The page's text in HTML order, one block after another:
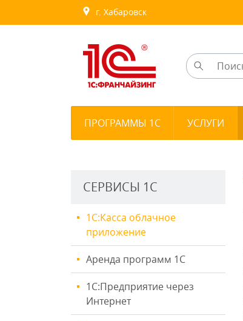
г. Хабаровск
ПРОГРАММЫ 1С УСЛУГИ
СЕРВИСЫ 1С
1С:Касса облачное
приложение
Аренда программ 1С
1С:Предприятие через
Интернет